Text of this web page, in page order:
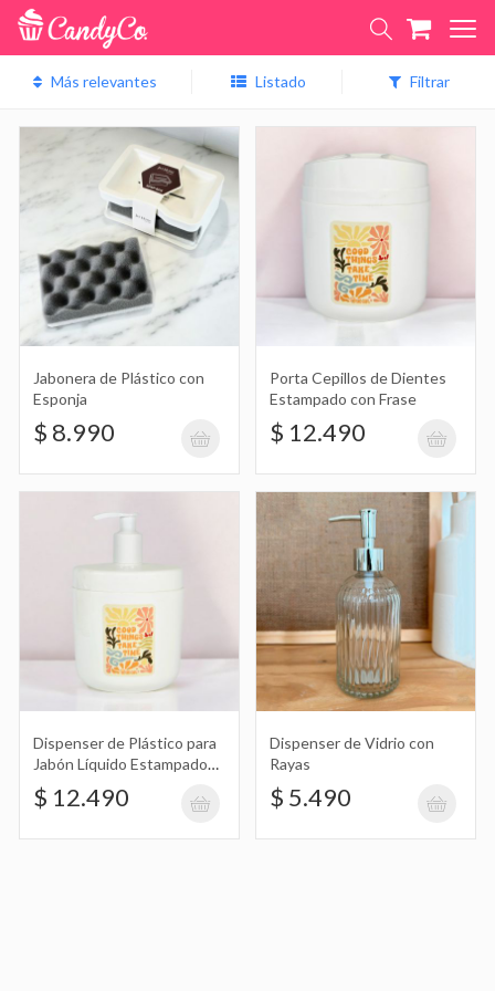
Listado Filtrar
Jabonera de Plástico con Esponja
$ 8.990
Porta Cepillos de Dientes Estampado
$ 12.490
Líquido Estampado con Frase
$ 12.490
Dispenser de Vidrio con Rayas
$ 5.490
Jabonera de Plástico con
Esponja
$ 8.990
Porta Cepillos de Dientes
Estampado con Frase
$ 12.490
Dispenser de Plástico para
Jabón Líquido Estampado
con Frase
$ 12.490
Dispenser de Vidrio con
Rayas
$ 5.490